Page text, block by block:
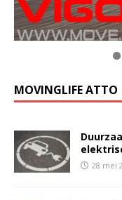
MOVINGLIFE ATTO
28 mei